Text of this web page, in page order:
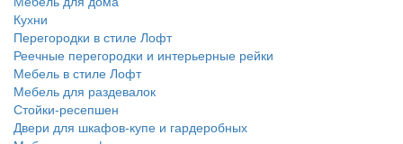
Кухни
Перегородки в стиле Лофт
Реечные перегородки и интерьерные рейки
Мебель в стиле Лофт
Мебель для раздевалок
Стойки-ресепшен
Двери для шкафов-купе и гардеробных